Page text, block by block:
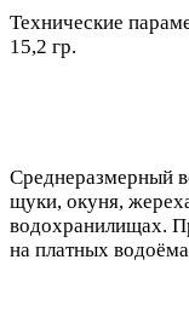
Технические
15,2 гр.
Среднеразмерный
щуки, окуня,
водохранилищах.
на платных